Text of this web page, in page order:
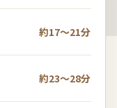
約17～21分
約23～28分